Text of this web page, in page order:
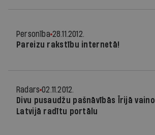
Personība 28.11.2012.
Pareizu rakstību internetā!
Radars 02.11.2012.
Divu pusaudžu pašnāvībās Īrijā vaino
Latvijā radītu portālu